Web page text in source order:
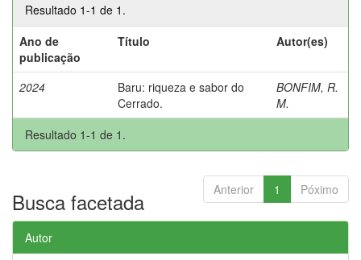
Resultado 1-1 de 1.
Ano de
publicação
Título Autor(es)
2024
Baru: riqueza e sabor do
Cerrado.
BONFIM, R.
M.
Resultado 1-1 de 1.
Anterior 1 Póximo
Busca facetada
Autor